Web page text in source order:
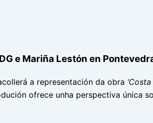
e Mariña Lestón en
a representación da obra
ofrece unha perspectiva única